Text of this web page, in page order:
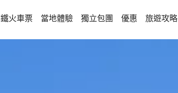
火車票 當地體驗 獨立包團 優惠 旅遊攻略